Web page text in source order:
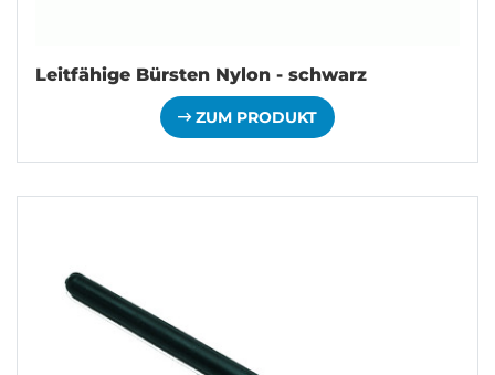
Leitfähige Bürsten Nylon - schwarz
ZUM PRODUKT